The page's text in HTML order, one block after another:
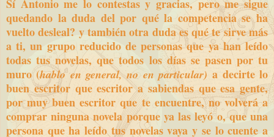
Sí Antonio me lo contestas y gracias, pero me sigue
quedando la duda del por qué la competencia se ha
vuelto desleal? y también otra duda es qué te sirve más
a ti, un grupo reducido de personas que ya han leído
todas tus novelas, que todos los días se pasen por tu
muro (hablo en general, no en particular) a decirte lo
buen escritor que escritor a sabiendas que esa gente,
por muy buen escritor que te encuentre, no volverá a
comprar ninguna novela porque ya las leyó o, que una
persona que ha leído tus novelas vaya y se lo cuente a